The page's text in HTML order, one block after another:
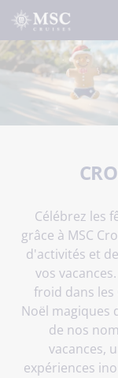
Célébrez les
grâce à MSC
d'activités et
vos
froid dans les
Noël magiques
de nos
vacances,
expériences